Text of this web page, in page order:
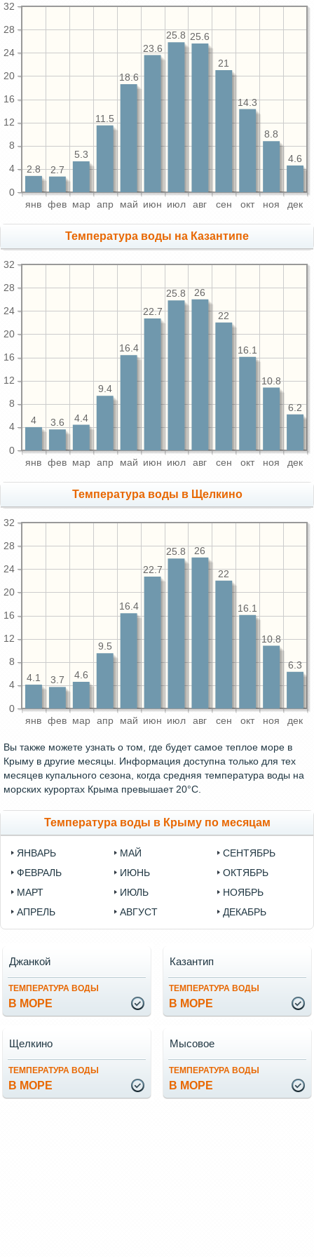
янв фев мар апр май июн июл авг сен окт ноя дек
0
4
8
12
16
20
24
28
32
4.6
8.8
14.3
21
25.6
25.8
23.6
18.6
11.5
5.3
2.7
2.8
Температура воды на Казантипе
янв фев мар апр май июн июл авг сен окт ноя дек
0
4
8
12
16
20
24
28
32
6.2
10.8
16.1
22
26
25.8
22.7
16.4
9.4
4.4
3.6
4
Температура воды в Щелкино
янв фев мар апр май июн июл авг сен окт ноя дек
0
4
8
12
16
20
24
28
32
6.3
10.8
16.1
22
26
25.8
22.7
16.4
9.5
4.6
3.7
4.1
Вы также можете узнать о том, где будет самое теплое море в
Крыму в другие месяцы. Информация доступна только для тех
месяцев купального сезона, когда средняя температура воды на
морских курортах Крыма превышает 20°C.
Температура воды в Крыму по месяцам
ЯНВАРЬ
ФЕВРАЛЬ
МАРТ
АПРЕЛЬ
МАЙ
ИЮНЬ
ИЮЛЬ
АВГУСТ
СЕНТЯБРЬ
ОКТЯБРЬ
НОЯБРЬ
ДЕКАБРЬ
ТЕМПЕРАТУРА ВОДЫ
В МОРЕ
Джанкой
ТЕМПЕРАТУРА ВОДЫ
В МОРЕ
Казантип
ТЕМПЕРАТУРА ВОДЫ
В МОРЕ
Щелкино
ТЕМПЕРАТУРА ВОДЫ
В МОРЕ
Мысовое